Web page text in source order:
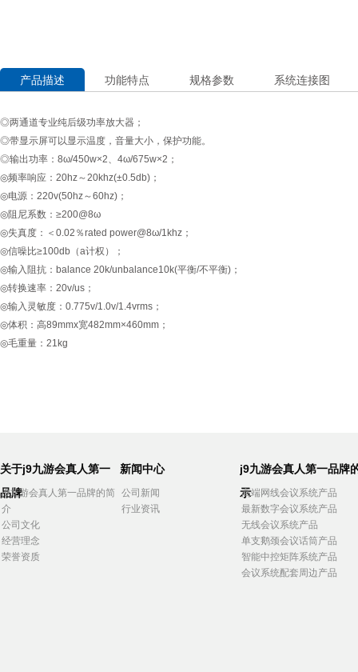
产品描述 功能特点 规格参数 系统连接图
◎两通道专业纯后级功率放大器；
◎带显示屏可以显示温度，音量大小，保护功能。
◎输出功率：8ω/450w×2、4ω/675w×2；
◎频率响应：20hz～20khz(±0.5db)；
◎电源：220v(50hz～60hz)；
◎阻尼系数：≥200@8ω
◎失真度：＜0.02％rated power@8ω/1khz；
◎信噪比≥100db（a计权）；
◎输入阻抗：balance 20k/unbalance10k(平衡/不平衡)；
◎转换速率：20v/us；
◎输入灵敏度：0.775v/1.0v/1.4vrms；
◎体积：高89mmx宽482mm×460mm；
◎毛重量：21kg
关于j9九游会真人第一
品牌
j9九游会真人第一品牌的简
介
公司文化
经营理念
荣誉资质
新闻中心
公司新闻
行业资讯
j9九游会真人第一品牌
示
高端网线会议系统产品
最新数字会议系统产品
无线会议系统产品
单支鹅颈会议话筒产品
智能中控矩阵系统产品
会议系统配套周边产品